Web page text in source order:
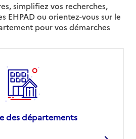
simplifiez vos recherches,
EHPAD ou orientez-vous sur le
pour vos démarches
des départements